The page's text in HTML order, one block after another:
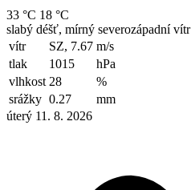
33 °C 18 °C
slabý déšť, mírný severozápadní vítr
vítr
SZ, 7.67 m/s
tlak
1015
hPa
vlhkost 28
%
srážky 0.27
mm
úterý 11. 8. 2026